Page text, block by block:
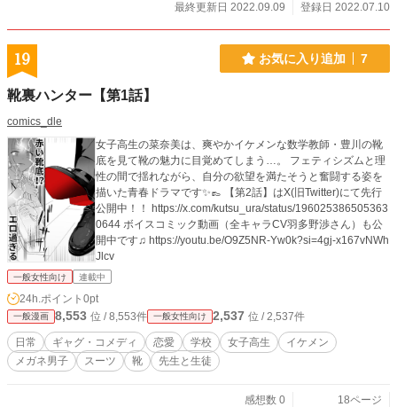
最終更新日 2022.09.09
登録日 2022.07.10
19 お気に入り追加 7
靴裏ハンター【第1話】
comics_dle
女子高生の菜奈美は、爽やかイケメンな数学教師・豊川の靴
底を見て靴の魅力に目覚めてしまう…。 フェティシズムと理
性の間で揺れながら、自分の欲望を満たそうと奮闘する姿を
描いた青春ドラマです✨️👞 【第2話】はX(旧Twitter)にて先行
公開中！！ https://x.com/kutsu_ura/status/196025386505363
0644 ボイスコミック動画（全キャラCV羽多野渉さん）も公
開中です♫ https://youtu.be/O9Z5NR-Yw0k?si=4gj-x167vNWh
Jlcv
一般女性向け 連載中
24h.ポイント 0pt
一般漫画 8,553 位 / 8,553件 一般女性向け 2,537 位 / 2,537件
日常 ギャグ・コメディ 恋愛 学校 女子高生
イケメン
メガネ男子
スーツ 靴 先生と生徒
感想数 0
18ページ